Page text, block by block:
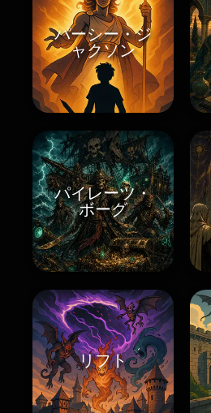
パーシー・ジ
ャクソン
パイレーツ・
ボーグ
リフト